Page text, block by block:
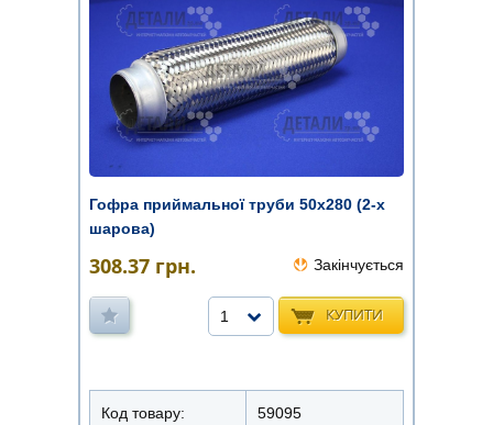
Гофра приймальної труби 50х280 (2-х
шарова)
308.37 грн. Закінчується
КУПИТИ
1
Код товару: 59095